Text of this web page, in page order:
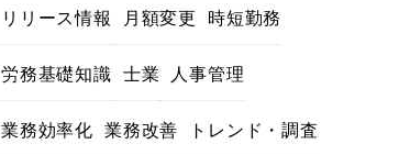
リリース情報 月額変更 時短勤務
労務基礎知識 士業 人事管理
業務効率化 業務改善 トレンド・調査